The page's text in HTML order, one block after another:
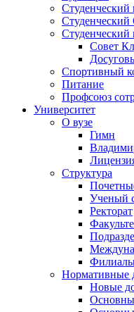
Студенческий
Студенческий
Совет
Спортивный
Питание
Профсоюз
Университет
О вузе
Гимн
Структура
Ученый
Ректорат
Нормативные
Новые